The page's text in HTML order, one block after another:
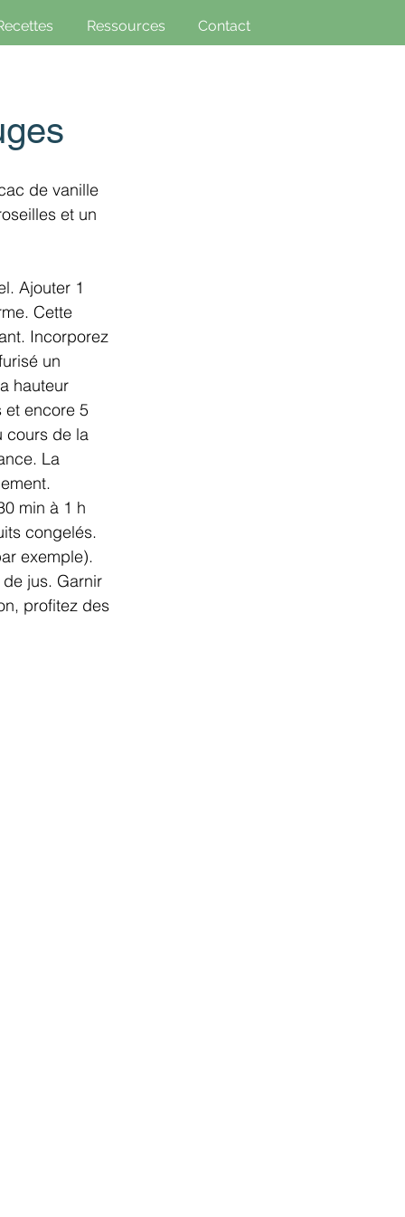
Ressources Contact
de vanille
et un
Ajouter 1
Cette
Incorporez
un
hauteur
et encore 5
cours de la
La
min à 1 h
congelés.
exemple).
jus. Garnir
profitez des